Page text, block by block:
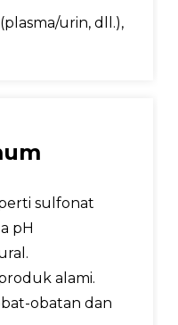
urin, dll.),
sulfonat
pH
alami.
obatan dan